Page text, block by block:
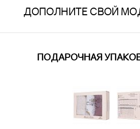
ДОПОЛНИТЕ СВОЙ
ПОДАРОЧНАЯ